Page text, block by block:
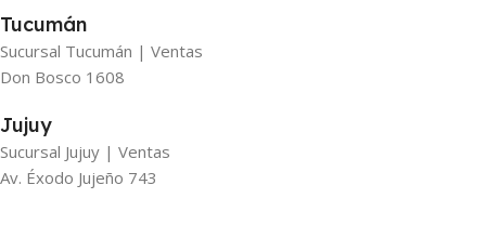
Tucumán
Sucursal Tucumán | Ventas
Don Bosco 1608
Jujuy
Sucursal Jujuy | Ventas
Av. Éxodo Jujeño 743